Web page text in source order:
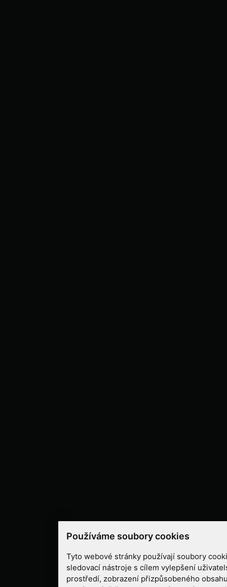
Používáme soubory cookies
Tyto webové stránky používají soubory
sledovací nástroje s cílem vylepšení
prostředí, zobrazení přizpůsobeného